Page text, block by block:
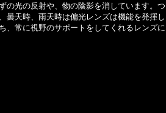
の光の反射や、物の陰影を消しています。
天時、雨天時は偏光レンズは機能を発揮し
常に視野のサポートをしてくれるレンズに